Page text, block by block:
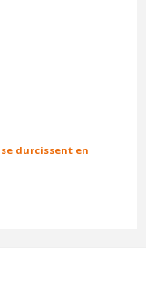
durcissent en